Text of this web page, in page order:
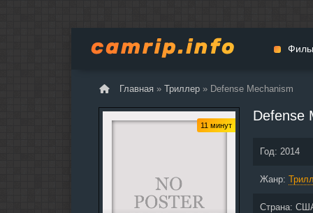
Главная » Триллер » Defense Mechanism
11 минут
Defense
Год: 2014
Жанр:
Страна:
Драма